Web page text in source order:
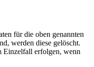
für die oben genannten
werden diese gelöscht.
Einzelfall erfolgen, wenn